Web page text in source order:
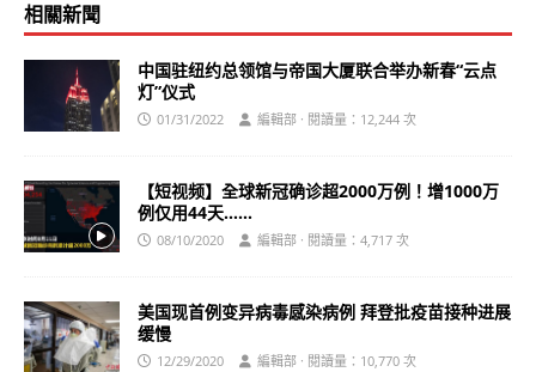
相關新聞
中国驻纽约总领馆与帝国大厦联合举办新春“云点
灯”仪式
01/31/2022 編輯部 · 閱讀量：12,244 次
【短视频】全球新冠确诊超2000万例！增1000万
例仅用44天……
08/10/2020 編輯部 · 閱讀量：4,717 次
美国现首例变异病毒感染病例 拜登批疫苗接种进展
缓慢
12/29/2020 編輯部 · 閱讀量：10,770 次